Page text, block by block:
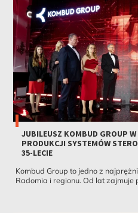
JUBILEUSZ KOMBUD GROUP
PRODUKCJI SYSTEMÓW
35-LECIE
Kombud Group to jedno z
Radomia i regionu. Od lat zajmuje